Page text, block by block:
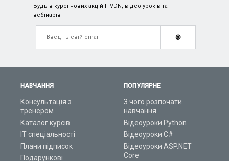
НАВЧАННЯ
Консультація з
тренером
Каталог курсів
ІТ спеціальності
Плани підписок
Подарункові
ПОПУЛЯРНЕ
З чого розпочати
навчання
Відеоуроки Python
Відеоуроки C#
Відеоуроки ASP.NET
Core
Будь в курсі нових акцій ITVDN, відео уроків та
вебінарів
@